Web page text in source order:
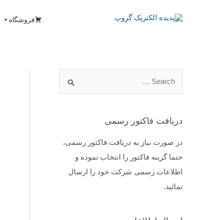
فروشگاه
دریافت فاکتور رسمی
در صورت نیاز به دریافت فاکتور رسمی،
حتما گزینه فاکتور را انتخاب نموده و
اطلاعات رسمی شرکت خود را ارسال
نمائید.